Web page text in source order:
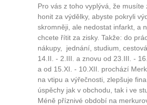
Pro vás z toho vyplývá, že
honit za výdělky, abyste pokryli
skromněji, ale nedostat infarkt, a
chcete řítit za zisky. Takže: do
nákupy, jednání, studium,
14.II. - 2.III. a znovu od 23.III. -
a od 15.XI. - 10.XII. prochází
na vtipu a výřečnosti, zlepšuje
úspěchy jak v obchodu, tak i ve
Méně příznivé období na